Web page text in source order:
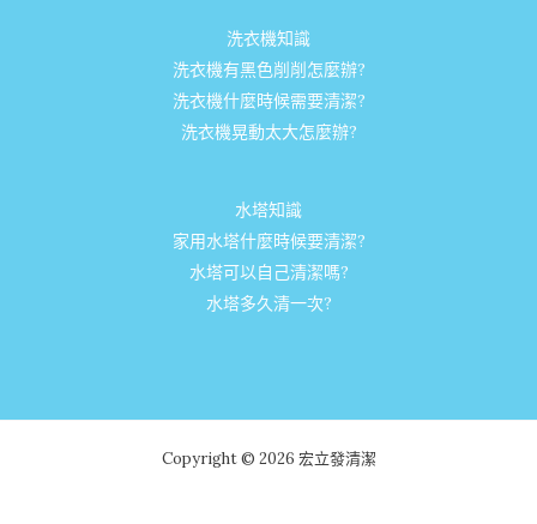
洗衣機知識
洗衣機有黑色削削怎麼辦?
洗衣機什麼時候需要清潔?
洗衣機晃動太大怎麼辦?
水塔知識
家用水塔什麼時候要清潔?
水塔可以自己清潔嗎?
水塔多久清一次?
Copyright © 2026 宏立發清潔